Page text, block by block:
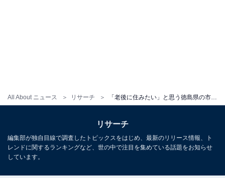
All About ニュース リサーチ
リサーチ
編集部が独自目線で調査したトピックスをはじめ、最新のリリース情報、ト
レンドに関するランキングなど、世の中で注目を集めている話題をお知らせ
しています。